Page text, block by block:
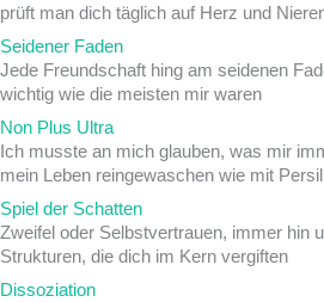
prüft man dich täglich auf Herz und
Seidener Faden
Jede Freundschaft hing am seidenen
wichtig wie die meisten mir waren
Non Plus Ultra
Ich musste an mich glauben, was mir
mein Leben reingewaschen wie mit Persil
Spiel der Schatten
Zweifel oder Selbstvertrauen, immer hin
Strukturen, die dich im Kern vergiften
Dissoziation